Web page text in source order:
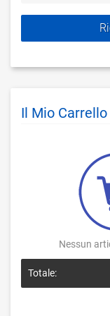
Il Mio Carrello
Nessun
Totale: